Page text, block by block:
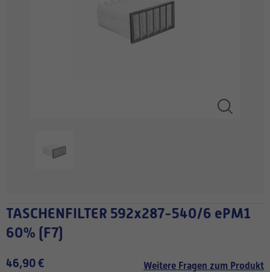
TASCHENFILTER 592x287-540/6 ePM1
60% (F7)
46,90 € Weitere Fragen zum Produkt